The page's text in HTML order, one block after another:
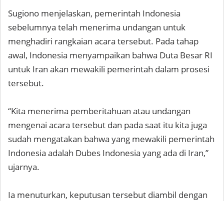
Sugiono menjelaskan, pemerintah Indonesia
sebelumnya telah menerima undangan untuk
menghadiri rangkaian acara tersebut. Pada tahap
awal, Indonesia menyampaikan bahwa Duta Besar RI
untuk Iran akan mewakili pemerintah dalam prosesi
tersebut.
“Kita menerima pemberitahuan atau undangan
mengenai acara tersebut dan pada saat itu kita juga
sudah mengatakan bahwa yang mewakili pemerintah
Indonesia adalah Dubes Indonesia yang ada di Iran,”
ujarnya.
Ia menuturkan, keputusan tersebut diambil dengan